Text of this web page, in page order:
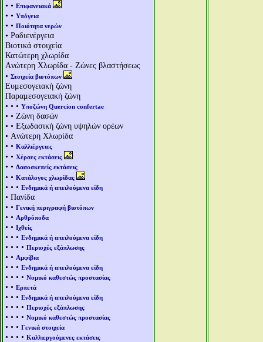
• • Επιφανειακά
• • Υπόγεια
• • Ποιότητα νερών
• Ραδιενέργεια
Βιοτικά στοιχεία
Κατώτερη χλωρίδα
Aνώτερη Χλωρίδα - Ζώνες βλαστήσεως
• Στοιχεία βιοτόπων
Ευμεσογειακή ζώνη
Παραμεσογειακή ζώνη
• • • Υποζώνη Quercion confertae
• • Ζώνη δασών
• • Εξωδασική ζώνη υψηλών ορέων
• Aνώτερη Χλωρίδα
• • Καλλιέργειες
• • Χέρσες εκτάσεις
• • Δασοσκεπείς εκτάσεις
• • Κατάλογος χλωρίδας
• • • Ενδημικά ή απειλούμενα είδη
• Πανίδα
• • Γενική περιγραφή βιοτόπων
• • Αρθρόποδα
• • Ιχθείς
• • • Ενδημικά ή απειλούμενα είδη
• • • • Περιοχές εξάπλωσης
• • Αμφίβια
• • • Ενδημικά ή απειλούμενα είδη
• • • • Νομικό καθεστώς προστασίας
• • Ερπετά
• • • Ενδημικά ή απειλούμενα είδη
• • • • Περιοχές εξάπλωσης
• • • • Νομικό καθεστώς προστασίας
• • • Γενικά στοιχεία
• • • • Καλλιεργούμενες εκτάσεις